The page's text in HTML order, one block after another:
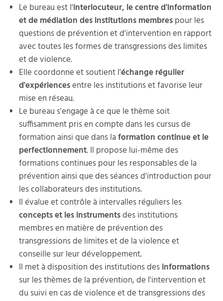
Le bureau est l'interlocuteur, le centre d'information
et de médiation des institutions membrespour les
questions de prévention et d'intervention en rapport
avec toutes les formes de transgressions des limites
et de violence.
Elle coordonne et soutient l'échange régulier
d'expériencesentre les institutions et favorise leur
mise en réseau.
Le bureau s'engage à ce que le thème soit
suffisamment pris en compte dans les cursus de
formation ainsi que dans laformation continue et le
perfectionnement. Il propose lui-même des
formations continues pour les responsables de la
prévention ainsi que des séances d'introduction pour
les collaborateurs des institutions.
Il évalue et contrôle à intervalles réguliers les
concepts et les instrumentsdes institutions
membres en matière de prévention des
transgressions de limites et de la violence et
conseille sur leur développement.
Il met à disposition des institutions desinformations
sur les thèmes de la prévention, de l'intervention et
du suivi en cas de violence et de transgressions des